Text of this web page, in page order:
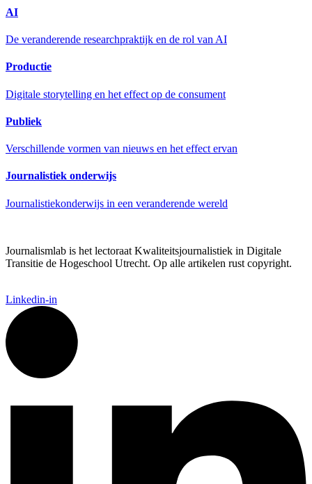
AI
De veranderende researchpraktijk en de rol van AI
Productie
Digitale storytelling en het effect op de consument
Publiek
Verschillende vormen van nieuws en het effect ervan
Journalistiek onderwijs
Journalistiekonderwijs in een veranderende wereld
Journalismlab is het lectoraat Kwaliteitsjournalistiek in Digitale
Transitie de Hogeschool Utrecht. Op alle artikelen rust copyright.
Linkedin-in